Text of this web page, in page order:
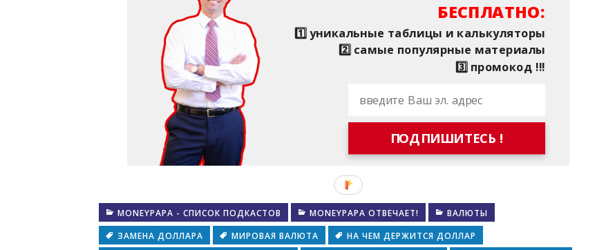
ПОДПИШИТЕСЬ !
БЕСПЛАТНО:
1️⃣ уникальные таблицы и калькуляторы
2️⃣ самые популярные материалы
3️⃣ промокод !!!
MONEYPAPA - СПИСОК ПОДКАСТОВ MONEYPAPA ОТВЕЧАЕТ!
ВАЛЮТЫ
ЗАМЕНА ДОЛЛАРА
МИРОВАЯ ВАЛЮТА НА ЧЕМ ДЕРЖИТСЯ ДОЛЛАР